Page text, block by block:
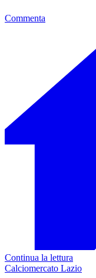
Commenta
Continua la lettura
Calciomercato Lazio